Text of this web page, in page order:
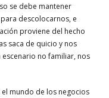
se debe mantener
descolocarnos, e
proviene del hecho
saca de quicio y nos
no familiar, nos
mundo de los negocios